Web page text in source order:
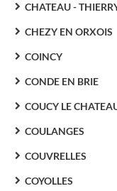
CHATEAU -
CHEZY EN ORXOIS
COINCY
CONDE EN BRIE
COUCY LE
COULANGES
COUVRELLES
COYOLLES